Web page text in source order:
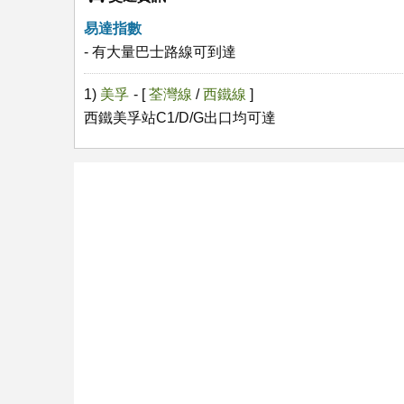
易達指數
- 有大量巴士路線可到達
1) 美孚 - [荃灣線 /西鐵線 ]
西鐵美孚站C1/D/G出口均可達